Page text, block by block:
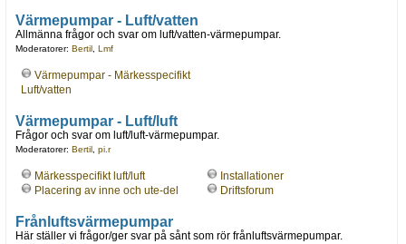
Värmepumpar - Luft/vatten
Allmänna frågor och svar om luft/vatten-värmepumpar.
Moderatorer: Bertil, Lmf
Värmepumpar - Märkesspecifikt
Luft/vatten
Värmepumpar - Luft/luft
Frågor och svar om luft/luft-värmepumpar.
Moderatorer: Bertil, pi.r
Märkesspecifikt luft/luft
Placering av inne och ute-del
Installationer
Driftsforum
Frånluftsvärmepumpar
Här ställer vi frågor/ger svar på sånt som rör frånluftsvärmepumpar.